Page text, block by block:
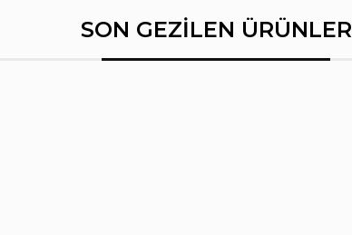
SON GEZİLEN ÜRÜNLER